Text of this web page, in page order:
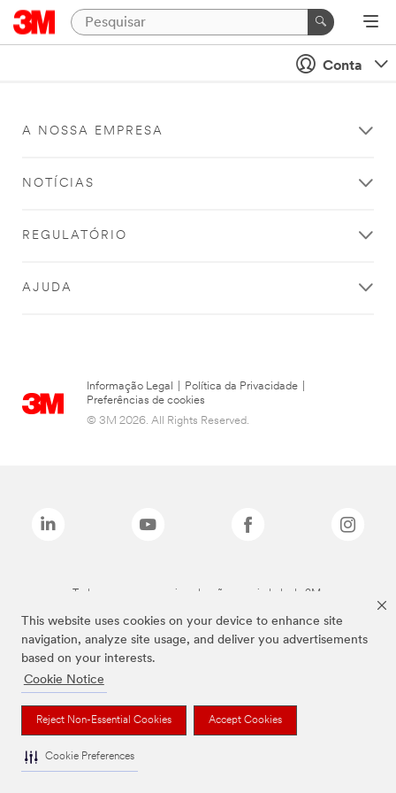
This website uses cookies on your device to enhance site
navigation, analyze site usage, and deliver you advertisements
based on your interests.
Cookie Notice
Reject Non-Essential Cookies Accept Cookies
Cookie Preferences
Conta
A NOSSA EMPRESA
NOTÍCIAS
REGULATÓRIO
AJUDA
Informação Legal Política da Privacidade
Preferências de cookies
© 3M 2026. All Rights Reserved.
Todas as marcas mencionadas são propriedade da 3M.